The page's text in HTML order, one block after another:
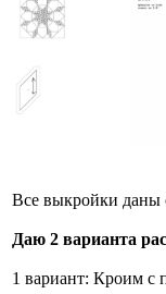
Все выкройки даны
Даю 2 варианта
1 вариант: Кроим с